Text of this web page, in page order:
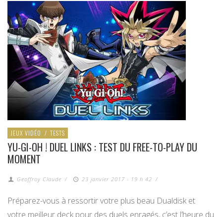
JEUX VIDÉO / TESTS
YU-GI-OH ! DUEL LINKS : TEST DU FREE-TO-PLAY DU
MOMENT
Geoffroy Claude / 23 janvier 2017 - 19 h 42 /
Préparez-vous à ressortir votre plus beau Dualdisk et
votre meilleur deck pour des duels enragés, c’est l’heure du